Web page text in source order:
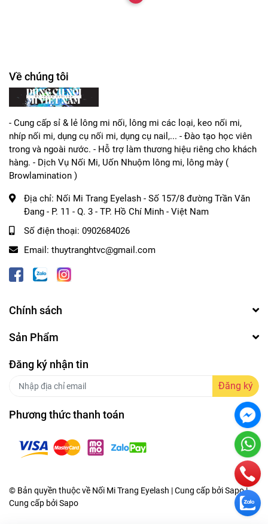
Về chúng tôi
- Cung cấp sỉ & lẻ lông mi nối, lông mi các loại, keo nối mi,
nhíp nối mi, dụng cụ nối mi, dụng cụ nail,... - Đào tạo học viên
trong và ngoài nước. - Hỗ trợ làm thương hiệu riêng cho khách
hàng. - Dịch Vụ Nối Mi, Uốn Nhuộm lông mi, lông mày (
Browlamination )
Địa chỉ: Nối Mi Trang Eyelash - Số 157/8 đường Trần Văn
Đang - P. 11 - Q. 3 - TP. Hồ Chí Minh - Việt Nam
Số điện thoại: 0902684026
Email: thuytranghtvc@gmail.com
Chính sách
Sản Phẩm
Đăng ký nhận tin
Đăng ký
Phương thức thanh toán
© Bản quyền thuộc về Nối Mi Trang Eyelash | Cung cấp bởi Sapo |
Cung cấp bởiSapo